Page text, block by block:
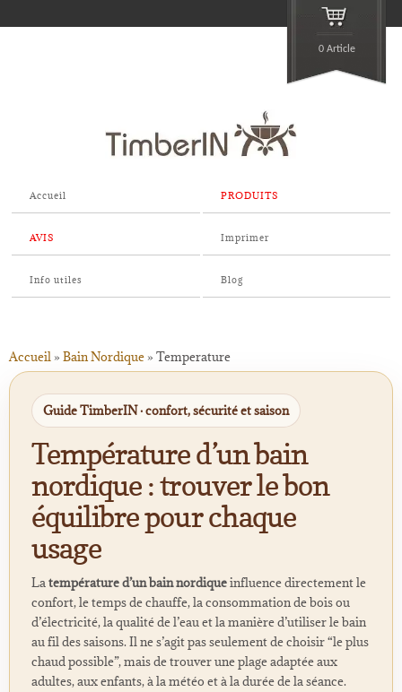
0 Article
Accueil PRODUITS
AVIS Imprimer
Info utiles Blog
Accueil » Bain Nordique » Temperature
Guide TimberIN · confort, sécurité et saison
Température d’un bain
nordique : trouver le bon
équilibre pour chaque
usage
Latempérature d’un bain nordiqueinfluence directement le
confort, le temps de chauffe, la consommation de bois ou
d’électricité, la qualité de l’eau et la manière d’utiliser le bain
au fil des saisons. Il ne s’agit pas seulement de choisir “le plus
chaud possible”, mais de trouver une plage adaptée aux
adultes, aux enfants, à la météo et à la durée de la séance.